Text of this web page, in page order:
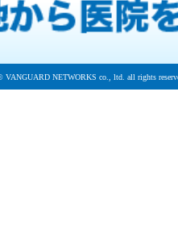
VANGUARD NETWORKS co., ltd. all rights